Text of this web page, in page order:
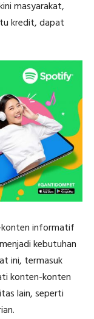
masyarakat,
kredit, dapat
konten informatif
kebutuhan
ini, termasuk
konten-konten
lain, seperti